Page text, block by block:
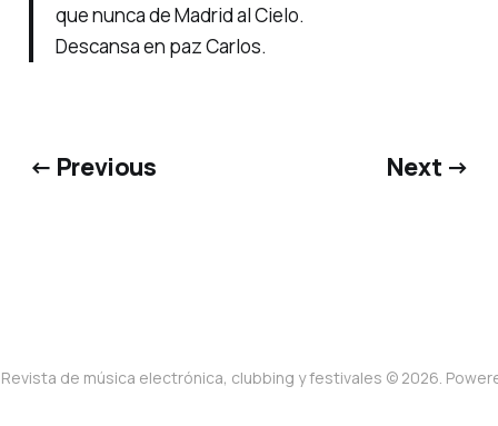
que nunca de Madrid al Cielo.
Descansa en paz Carlos.
← Previous Next →
de música electrónica, clubbing y festivales © 2026.